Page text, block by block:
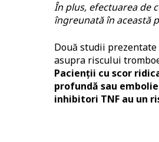
În plus, efectuarea de
îngreunată în această
Două studii
asupra riscului
Pacienții cu scor
profundă sau
inhibitori TNF au un